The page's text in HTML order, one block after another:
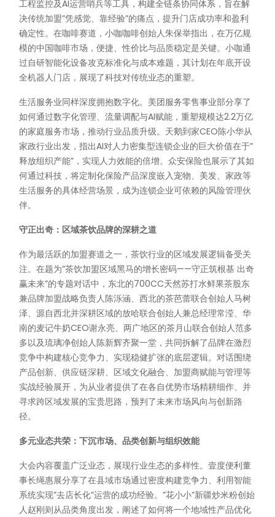
工程监控及AI运营哨兵等工具，构建全链条协同体系，旨在解
决传统加盟”凭感觉、靠经验”的痛点，提升门店成功率和盈利
确定性。在咖啡赛道，小咖咖啡创始人朱保举指出，在万亿规
模的中国咖啡市场，便捷、性价比与品质稳定是关键。小咖通
过自研智能化设备攻克标准化与成本难题，其计划在年底开设
全机器人门店，展现了科技对传统业态的重塑。
生活服务业同样深度拥抱数字化。美团服务零售事业部分享了
如何通过数字化管理、流量调配与AI赋能，重塑规模达2.2万亿
的家庭服务市场，推动行业品质升级。天鹅到家CEO陈小华从
家政行业出发，指出AI对人力密集型连锁企业的巨大价值在于”
释放组织产能”，实现人力效能的倍增。众安保险也展示了其如
何通过科技，将定制化保险产品深度嵌入宠物、美发、家政等
生活服务的具体经营场景，成为连锁企业可依赖的风险管理伙
伴。
守正出奇：区域茶饮品牌的深耕之道
作为最活跃的加盟赛道之一，茶饮行业的区域发展逻辑备受关
注。在题为”茶饮加盟区域黑马的增长密码——守正筑根基 出奇
赢未来”的专题对话中，东北的700CC天然苏打水鲜果茶股东
兼品牌加盟战略负责人陈泺涵、西北的茶芭蕾联合创始人马树
泽、源自西北并深耕区域的放哈联合创始人兼总经理常滢、华
南的麦记牛奶CEO谢永亮、两广地区的茶月山联合创始人范多
多以及琉璃净创始人陈新辉齐聚一堂，共同拆解了品牌在激烈
竞争中构建核心竞争力、实现稳健扩张的底层逻辑。对话围绕
产品创新、供应链深耕、区域文化融合、加盟商赋能与管理等
实战经验展开，为从业者提供了在各自优势市场精耕细作、并
寻求跨区域发展的宝贵思路，预判了未来市场风向与创新路
径。
多元业态共荣：下沉市场、品类创新与组织效能
大会内容覆盖广泛业态，展现行业生态的多样性。壹度便利董
事长绳惠展分享了在县域市场通过密度构建竞争力、利用智能
系统实现”去店长化”运营的成功经验。”花小小”新疆炒米粉创始
人赵刚则从品类角度出发，阐述了如何将一个地域性产品优化